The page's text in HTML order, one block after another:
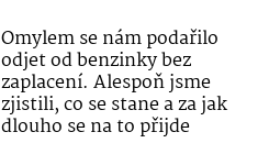
Omylem se nám podařilo
odjet od benzinky bez
zaplacení. Alespoň jsme
zjistili, co se stane a za jak
dlouho se na to přijde